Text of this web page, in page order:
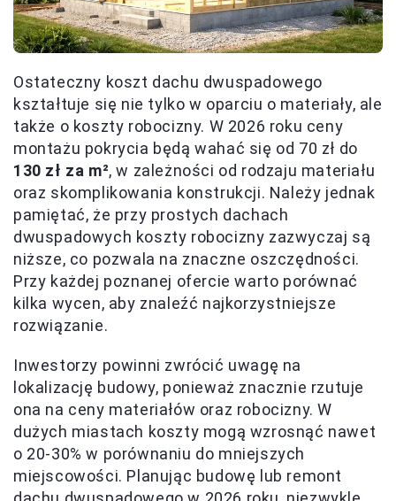
Ostateczny koszt dachu dwuspadowego
kształtuje się nie tylko w oparciu o materiały, ale
także o koszty robocizny. W 2026 roku ceny
montażu pokrycia będą wahać się od 70 zł do
130 zł za m², w zależności od rodzaju materiału
oraz skomplikowania konstrukcji. Należy jednak
pamiętać, że przy prostych dachach
dwuspadowych koszty robocizny zazwyczaj są
niższe, co pozwala na znaczne oszczędności.
Przy każdej poznanej ofercie warto porównać
kilka wycen, aby znaleźć najkorzystniejsze
rozwiązanie.
Inwestorzy powinni zwrócić uwagę na
lokalizację budowy, ponieważ znacznie rzutuje
ona na ceny materiałów oraz robocizny. W
dużych miastach koszty mogą wzrosnąć nawet
o 20-30% w porównaniu do mniejszych
miejscowości. Planując budowę lub remont